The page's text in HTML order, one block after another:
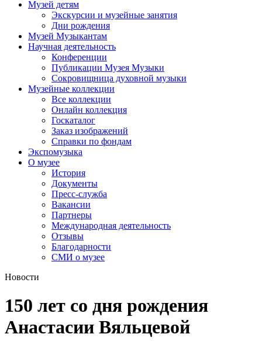
Музей детям
Экскурсии и музейные занятия
Дни рождения
Музей Музыкантам
Научная деятельность
Конференции
Публикации Музея Музыки
Сокровищница духовной музыки
Музейные коллекции
Все коллекции
Онлайн коллекция
Госкаталог
Заказ изображений
Справки по фондам
Экспомузыка
О музее
История
Документы
Пресс-служба
Вакансии
Партнеры
Международная деятельность
Отзывы
Благодарности
СМИ о музее
Новости
150 лет со дня рождения
Анастасии Вяльцевой